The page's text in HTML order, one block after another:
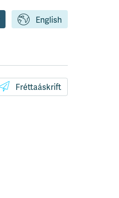
English
Fréttaáskrift